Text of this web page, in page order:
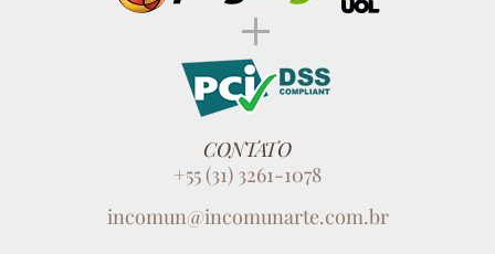
CONTATO
+55 (31) 3261-1078
incomun@incomunarte.com.br